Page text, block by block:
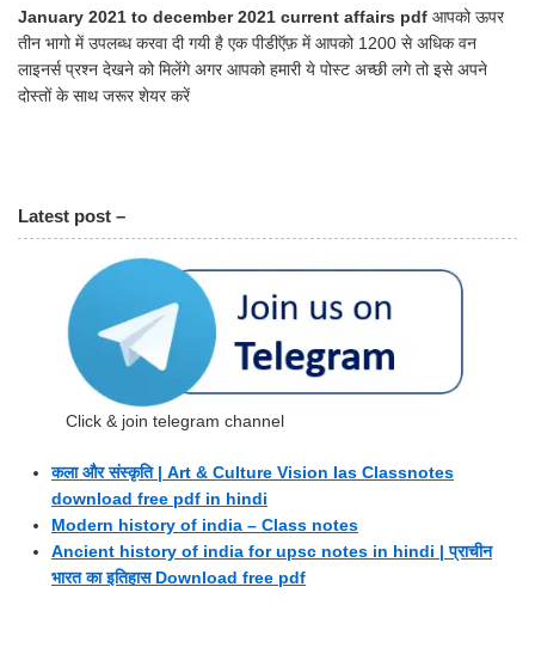
January 2021 to december 2021 current affairs pdf आपको ऊपर
तीन भागो में उपलब्ध करवा दी गयी है एक पीडीऍफ़ में आपको 1200 से अधिक वन
लाइनर्स प्रश्न देखने को मिलेंगे अगर आपको हमारी ये पोस्ट अच्छी लगे तो इसे अपने
दोस्तों के साथ जरूर शेयर करें
Latest post –
Click & join telegram channel
कला और संस्कृति | Art & Culture Vision Ias Classnotes
download free pdf in hindi
Modern history of india – Class notes
Ancient history of india for upsc notes in hindi | प्राचीन
भारत का इतिहास Download free pdf